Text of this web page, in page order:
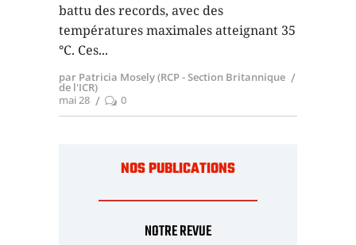
battu des records, avec des
températures maximales atteignant 35
°C. Ces
par Patricia Mosely (RCP - Section Britannique
de l'ICR)
mai 28
0
NOS PUBLICATIONS
NOTRE REVUE